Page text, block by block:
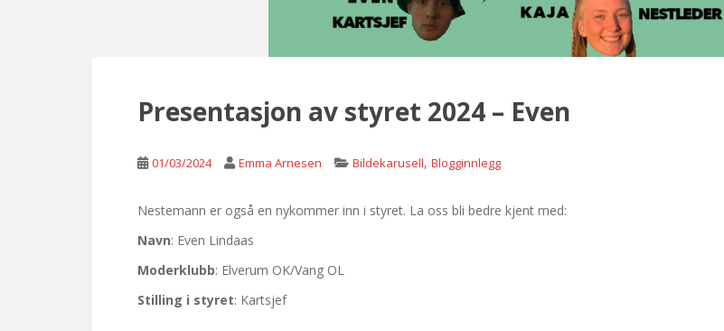
Presentasjon av styret 2024 – Even
01/03/2024 Emma Arnesen Bildekarusell, Blogginnlegg
Nestemann er også en nykommer inn i styret. La oss bli bedre kjent med:
Navn: Even Lindaas
Moderklubb: Elverum OK/Vang OL
Stilling i styret: Kartsjef